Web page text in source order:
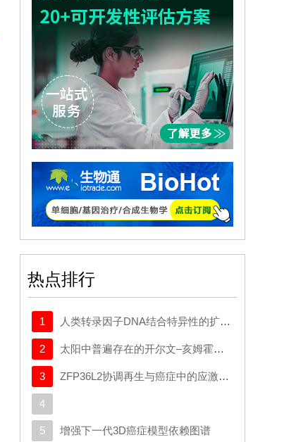
热点排行
1 人类转录因子DNA结合特异性的扩展密码本
2 太阳中普遍存在的开尔文–亥姆霍兹不稳定性驱动等离子体混合
3 ZFP36L2协调再生与癌症中的应激适应性可塑性
4
5 增强下一代3D癌症模型依赖图谱